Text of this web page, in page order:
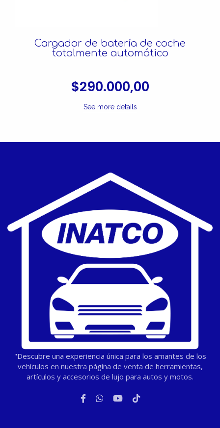
Cargador de batería de coche
totalmente automático
$290.000,00
See more details
"Descubre una experiencia única para los amantes de los
vehículos en nuestra página de venta de herramientas,
artículos y accesorios de lujo para autos y motos.